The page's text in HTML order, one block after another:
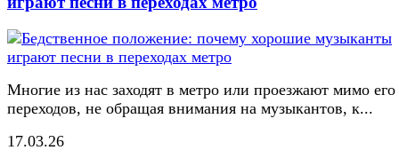
Многие из нас заходят в метро или проезжают мимо его
переходов, не обращая внимания на музыкантов, к...
17.03.26